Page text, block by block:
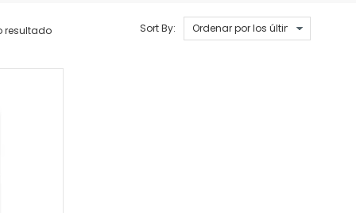
resultado Sort By: